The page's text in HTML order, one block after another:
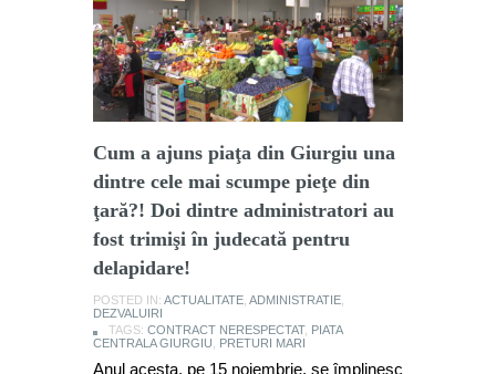
Cum a ajuns piaţa din Giurgiu una
dintre cele mai scumpe pieţe din
ţară?! Doi dintre administratori au
fost trimişi în judecată pentru
delapidare!
POSTED IN: ACTUALITATE ADMINISTRATIE
DEZVALUIRI
TAGS: CONTRACT NERESPECTAT, PIATA
CENTRALA GIURGIU
PRETURI MARI
Anul acesta, pe 15 noiembrie, se împlinesc